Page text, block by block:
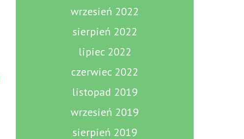
wrzesień 2022
sierpień 2022
lipiec 2022
czerwiec 2022
listopad 2019
wrzesień 2019
sierpień 2019